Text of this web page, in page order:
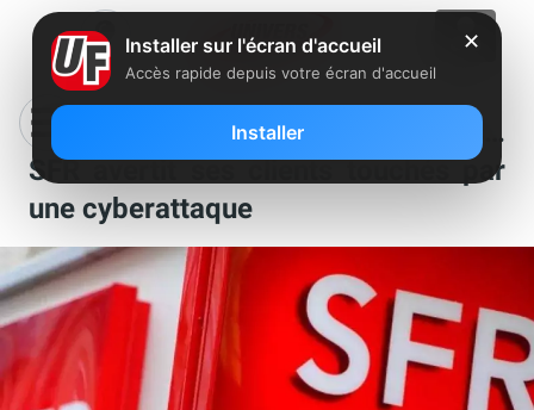
IBAN, données personnelles volés…
SFR avertit ses clients touchés par
une cyberattaque
✕
Installer sur l'écran d'accueil
Accès rapide depuis votre écran d'accueil
Installer